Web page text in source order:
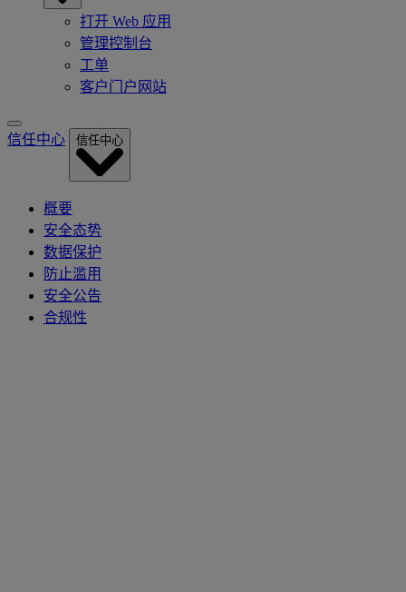
打开 Web 应用
管理控制台
工单
客户门户网站
信任中心 信任中心
概要
安全态势
数据保护
防止滥用
安全公告
合规性